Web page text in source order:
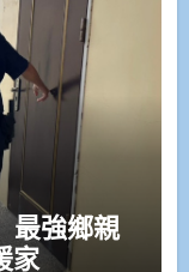
最強鄉親
家